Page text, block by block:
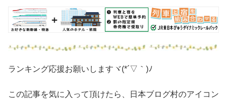
ランキング応援お願いしますヾ(*´▽｀)ﾉ
この記事を気に入って頂けたら、日本ブログ村のアイコン